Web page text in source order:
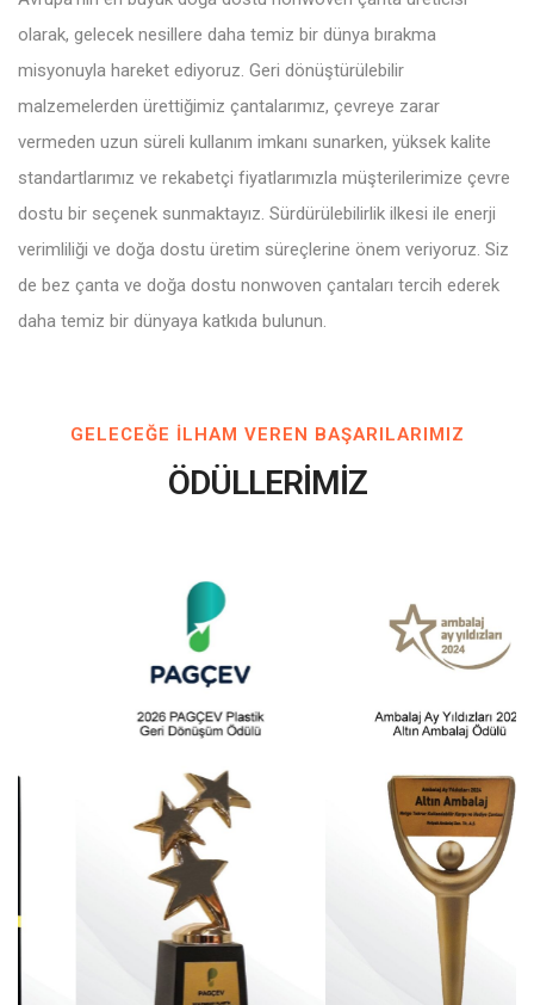
olarak, gelecek nesillere daha temiz bir dünya bırakma
misyonuyla hareket ediyoruz. Geri dönüştürülebilir
malzemelerden ürettiğimiz çantalarımız, çevreye zarar
vermeden uzun süreli kullanım imkanı sunarken, yüksek kalite
standartlarımız ve rekabetçi fiyatlarımızla müşterilerimize çevre
dostu bir seçenek sunmaktayız. Sürdürülebilirlik ilkesi ile enerji
verimliliği ve doğa dostu üretim süreçlerine önem veriyoruz. Siz
de bez çanta ve doğa dostu nonwoven çantaları tercih ederek
daha temiz bir dünyaya katkıda bulunun.
GELECEĞE ILHAM VEREN BAŞARILARIMIZ
ÖDÜLLERİMİZ